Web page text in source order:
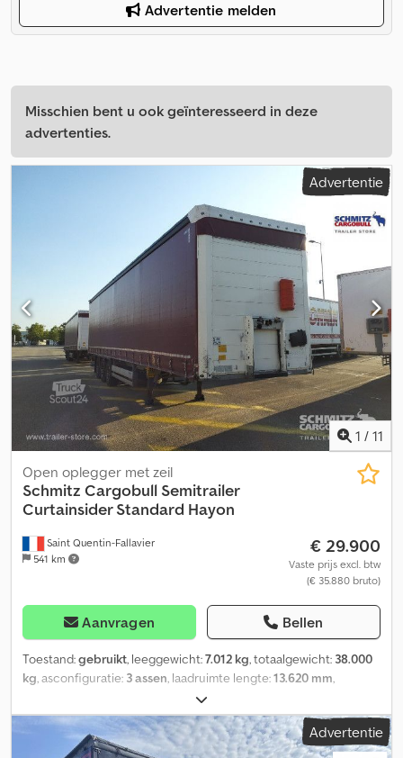
Advertentie melden
Misschien bent u ook geïnteresseerd in deze
advertenties.
Advertentie
1 / 11
Saint Quentin-Fallavier
541 km
Open oplegger met zeil
Schmitz Cargobull Semitrailer
Curtainsider Standard Hayon
€ 29.900
Vaste prijs excl. btw
(€ 35.880 bruto)
Aanvragen Bellen
Toestand:gebruikt, leeggewicht:7.012 kg, totaalgewicht: 38.000
kg , asconfiguratie: 3 assen , laadruimte lengte:13.620 mm
, laadruimtehoogte:
laadruimte inhoud:93 m³, ophanging:lucht, bandenmaten:
385/65 R22,5, kleur:rood , Bouwjaar:2025, soort overbrenging:
mechanisch, Uitrusting:ABS, laadklep , Leeggewicht: 7012 kg,
Advertentie